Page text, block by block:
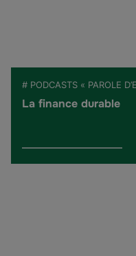
# PODCASTS « PAROLE
La finance durable